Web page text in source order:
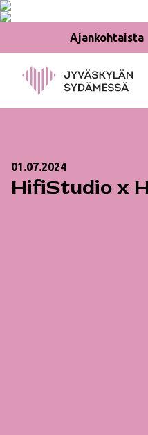
Ajankohtaista
sisältöön
01.07.2024
HifiStudio x